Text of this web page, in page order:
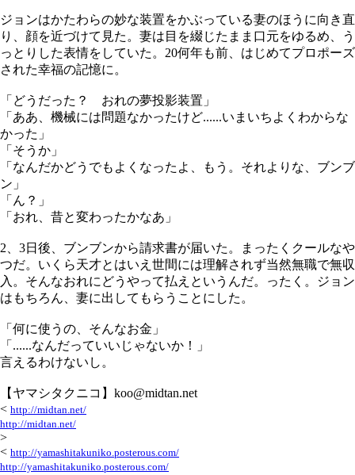
ジョンはかたわらの妙な装置をかぶっている妻のほうに向き直
り、顔を近づけて見た。妻は目を綴じたまま口元をゆるめ、う
っとりした表情をしていた。20何年も前、はじめてプロポーズ
された幸福の記憶に。
「どうだった？ おれの夢投影装置」
「ああ、機械には問題なかったけど......いまいちよくわからな
かった」
「そうか」
「なんだかどうでもよくなったよ、もう。それよりな、ブンブ
ン」
「ん？」
「おれ、昔と変わったかなあ」
2、3日後、ブンブンから請求書が届いた。まったくクールなや
つだ。いくら天才とはいえ世間には理解されず当然無職で無収
入。そんなおれにどうやって払えというんだ。ったく。ジョン
はもちろん、妻に出してもらうことにした。
「何に使うの、そんなお金」
「......なんだっていいじゃないか！」
言えるわけないし。
【ヤマシタクニコ】koo@midtan.net
< http://midtan.net/
http://midtan.net/
>
< http://yamashitakuniko.posterous.com/
http://yamashitakuniko.posterous.com/